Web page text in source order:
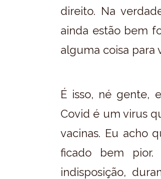
direito. Na
ainda estão bem
alguma coisa para
É isso, né gente,
Covid é um virus
vacinas. Eu acho
ficado bem pior.
indisposição,